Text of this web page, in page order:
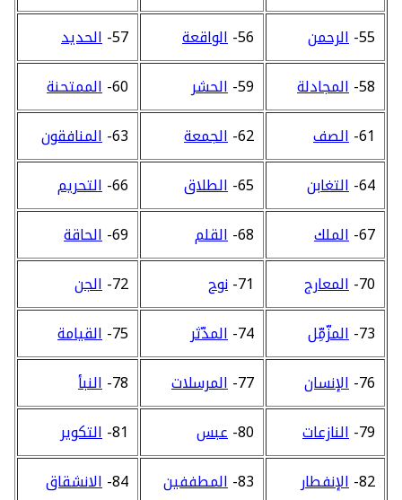
55- الرحمن 56- الواقعة 57- الحديد
58- المجادلة 59- الحشر 60- الممتحنة
61- الصف 62- الجمعة 63- المنافقون
64- التغابن 65- الطلاق 66- التحريم
67- الملك 68- القلم 69- الحاقة
70- المعارج 71- نوح 72- الجن
73- المزّمِّل 74- المدّثر 75- القيامة
76- الإنسان 77- المرسلات 78- النبأ
79- النازعات 80- عبس 81- التكوير
82- الإنفطار 83- المطففين 84- الانشقاق